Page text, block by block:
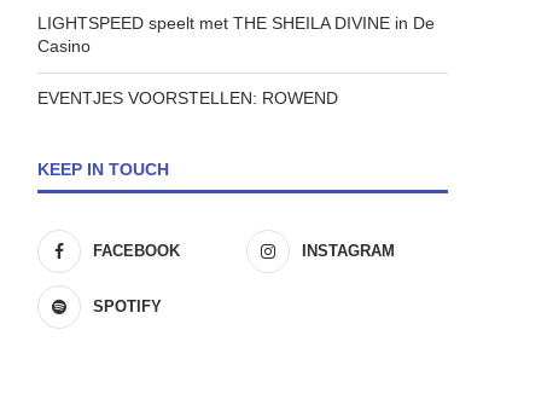
LIGHTSPEED speelt met THE SHEILA DIVINE in De
Casino
EVENTJES VOORSTELLEN: ROWEND
KEEP IN TOUCH
FACEBOOK INSTAGRAM
SPOTIFY